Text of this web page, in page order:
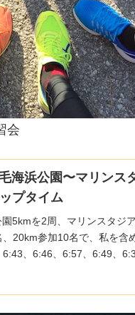
会
海浜公園〜マリンス
プタイム
5kmを2周、マリンスタジ
20km参加10名で、私を含
、6:46、6:57、6:49、